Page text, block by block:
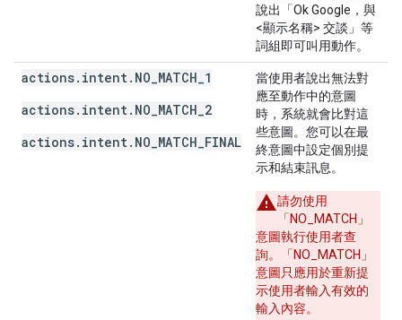
說出「Ok Google，與
<顯示名稱> 交談」 等
詞組即可叫用動作。
actions.intent.NO_MATCH_1
actions.intent.NO_MATCH_2
actions.intent.NO_MATCH_FINAL
當使用者說出無法對
應至動作中的意圖
時，系統就會比對這
些意圖。您可以在最
終意圖中設定個別提
示和結束訊息。
請勿使用
「NO_MATCH」
意圖執行使用者查
詢。「NO_MATCH」
意圖只應用於重新提
示使用者輸入有效的
輸入內容。